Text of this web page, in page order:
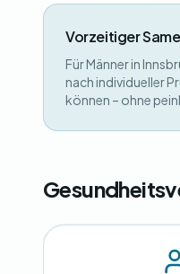
Vorzeitiger
Für Männer in
nach individueller
können – ohne